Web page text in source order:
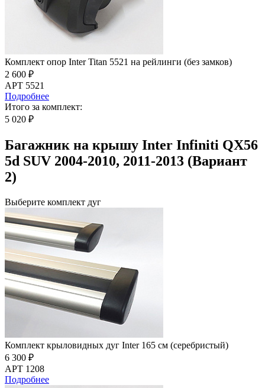
Комплект опор Inter Titan 5521 на рейлинги (без замков)
2 600 ₽
АРТ 5521
Подробнее
Итого за комплект:
5 020 ₽
Багажник на крышу Inter Infiniti QX56
5d SUV 2004-2010, 2011-2013 (Вариант
2)
Выберите комплект дуг
Комплект крыловидных дуг Inter 165 см (серебристый)
6 300 ₽
АРТ 1208
Подробнее